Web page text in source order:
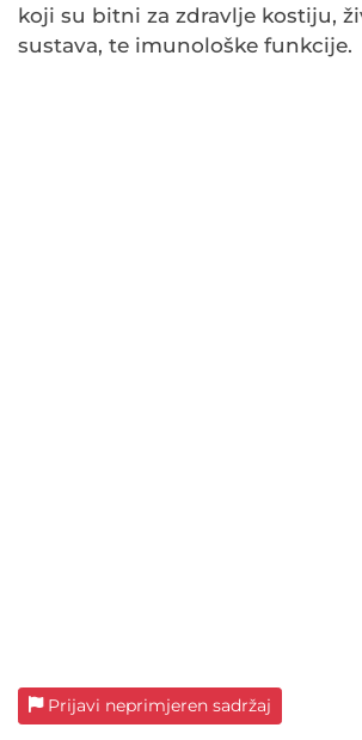
koji su bitni za zdravlje kostiju,
sustava, te imunološke funkcije.
Prijavi neprimjeren sadržaj